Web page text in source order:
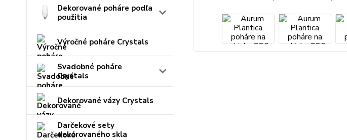
Dekorované poháre podľa
použitia
Výročné poháre Crystals
Svadobné poháre
Crystals
Dekorované vázy Crystals
Darčekové sety
dekorovaného skla